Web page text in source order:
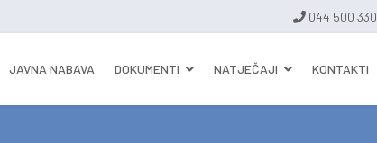
044 500 330
JAVNA NABAVA DOKUMENTI NATJEČAJI KONTAKTI